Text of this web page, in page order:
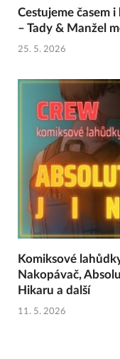
Cestujeme časem
– Tady & Manžel
25. 5. 2026
Komiksové
Nakopávač,
Hikaru a další
11. 5. 2026